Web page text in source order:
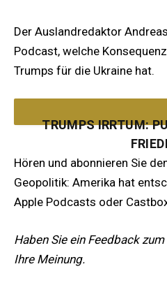
Der Auslandredaktor
Podcast, welche
Trumps für die Ukraine hat.
TRUMPS IRRTUM:
DAVID VOGEL MIT
Hören und abonnieren Sie
Geopolitik: Amerika hat
Apple Podcasts oder
Haben Sie ein Feedback
Ihre Meinung.